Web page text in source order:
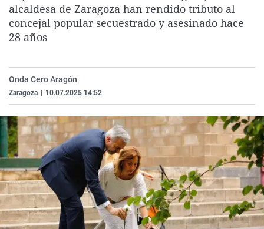
La rosa de los vientos
Gente viajera
Caso
Retornados
Operación Viuda
Extremadura
Galicia
Navarra
Virales
Televisión
alcaldesa de Zaragoza han rendido tributo al
concejal popular secuestrado y asesinado hace
28 años
Onda Cero Aragón
Zaragoza 10.07.2025 14:52